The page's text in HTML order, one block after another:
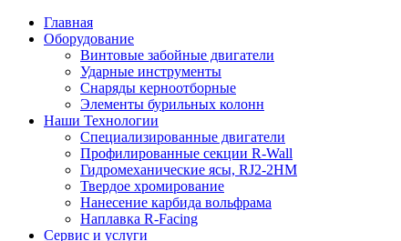
Главная
Оборудование
Винтовые забойные двигатели
Ударные инструменты
Снаряды керноотборные
Элементы бурильных колонн
Наши Технологии
Специализированные двигатели
Профилированные секции R-Wall
Гидромеханические ясы, RJ2-2HM
Твердое хромирование
Нанесение карбида вольфрама
Наплавка R-Facing
Сервис и услуги